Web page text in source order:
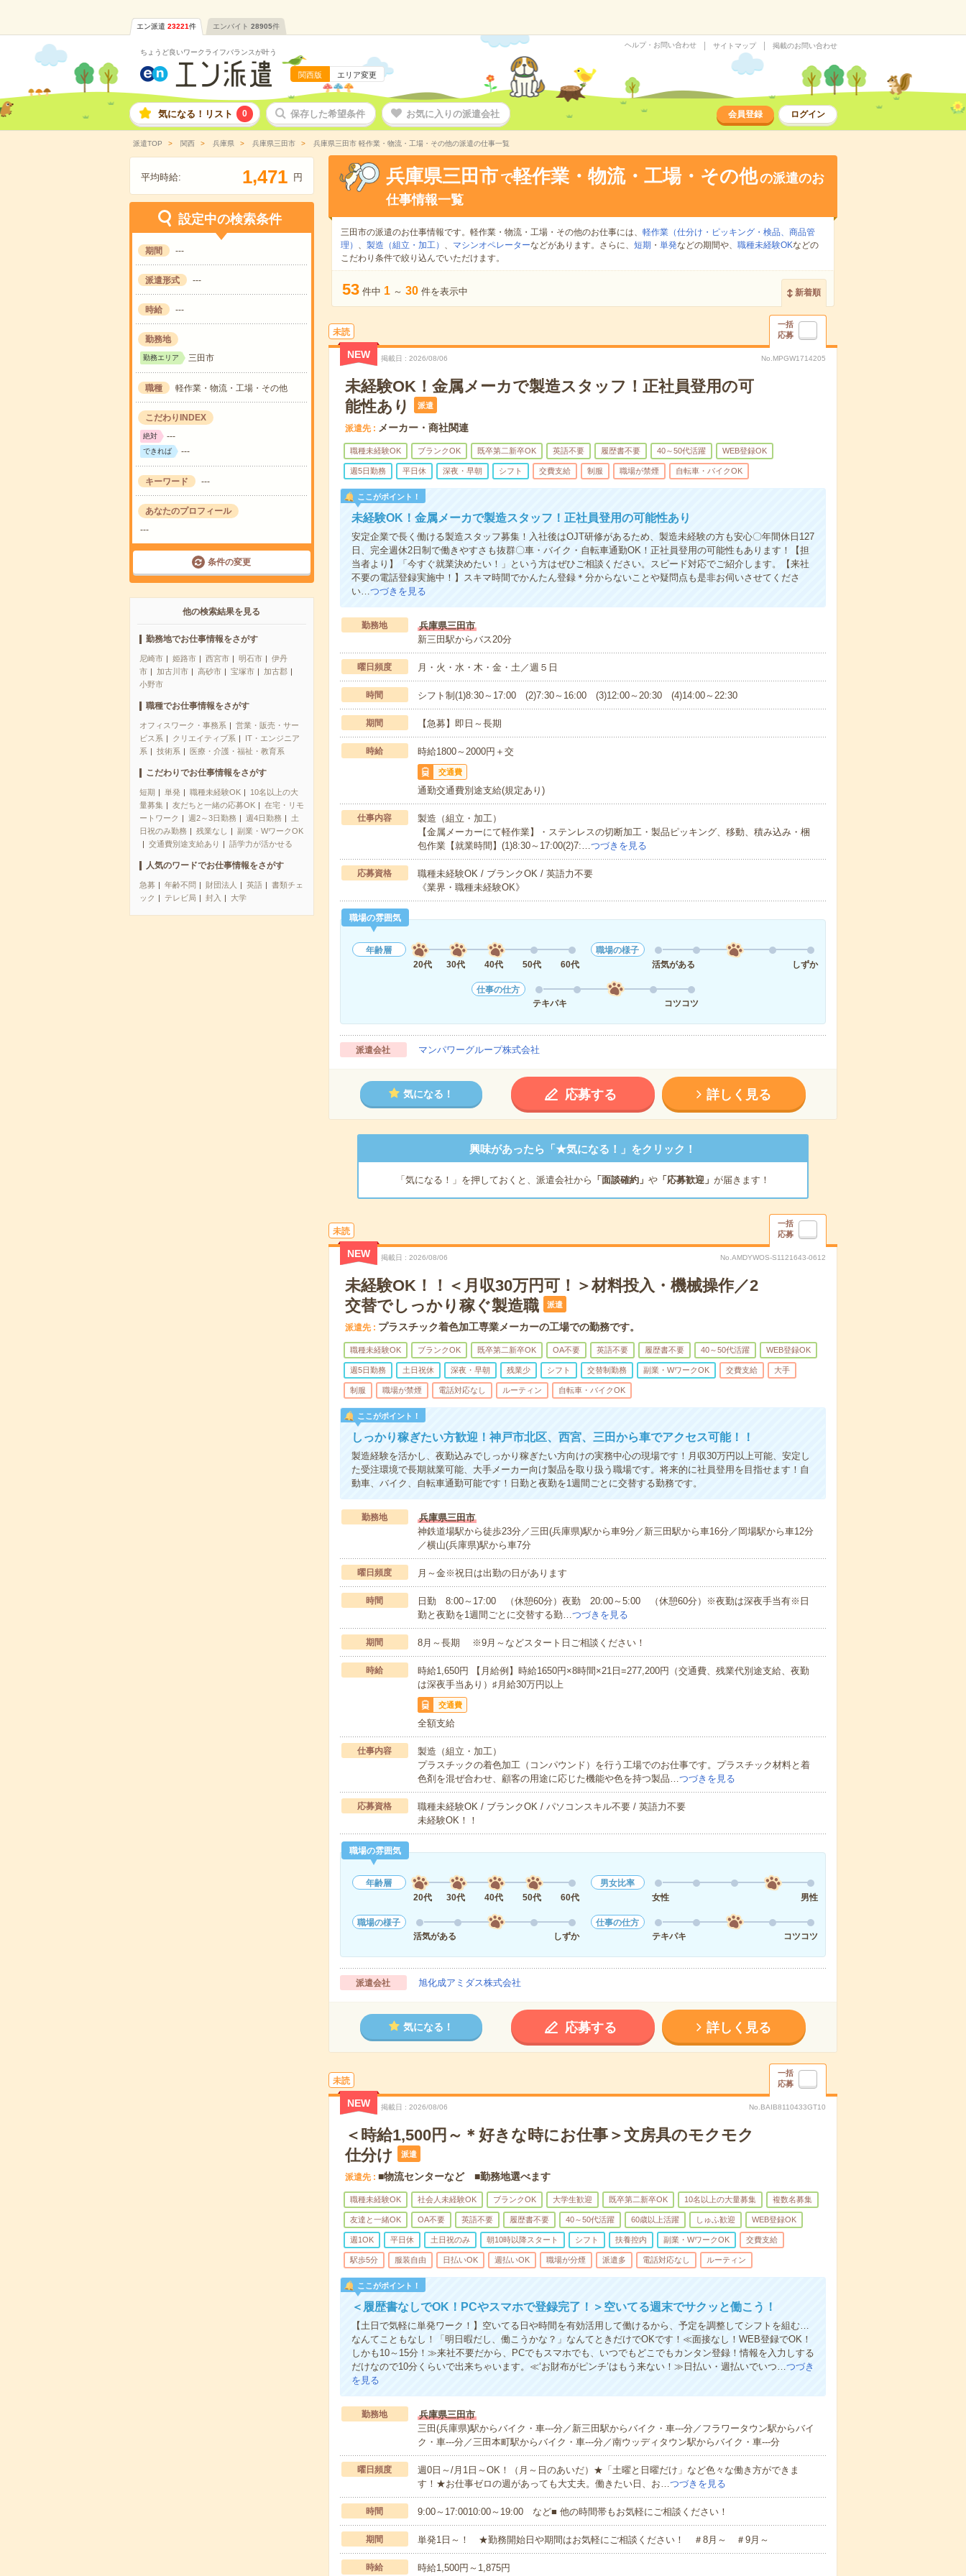
エン派遣 23221件 エンバイト 28905件
ちょうど良いワークライフバランスが叶う
関西版 エリア変更
ヘルプ・お問い合わせ サイトマップ 掲載のお問い合わせ
気になる！リスト 0 保存した希望条件 お気に入りの派遣会社 会員登録 ログイン
派遣TOP 関西 兵庫県 兵庫県三田市 兵庫県三田市 軽作業・物流・工場・その他の派遣の仕事一覧
平均時給: 1,471 円
設定中の検索条件
期間 ---
派遣形式 ---
時給 ---
勤務地
勤務エリア 三田市
職種 軽作業・物流・工場・その他
こだわりINDEX
絶対 ---
できれば ---
キーワード ---
あなたのプロフィール
---
条件の変更
他の検索結果を見る
勤務地でお仕事情報をさがす
尼崎市 姫路市 西宮市 明石市
伊丹
市
加古川市 高砂市 宝塚市
加古郡
小野市
職種でお仕事情報をさがす
オフィスワーク・事務系
営業・販売・サー
ビス系
クリエイティブ系
IT・エンジニア
系
技術系 医療・介護・福祉・教育系
こだわりでお仕事情報をさがす
短期 単発 職種未経験OK
10名以上の大
量募集
友だちと一緒の応募OK
在宅・リモ
ートワーク
週2～3日勤務 週4日勤務
土
日祝のみ勤務
残業なし
副業・WワークOK
交通費別途支給あり
語学力が活かせる
人気のワードでお仕事情報をさがす
急募 年齢不問 財団法人 英語
書類チェ
ック
テレビ局 封入 大学
兵庫県三田市 で軽作業・物流・工場・その他の派遣のお
仕事情報一覧
三田市の派遣のお仕事情報です。軽作業・物流・工場・その他のお仕事には、 軽作業（仕分け・ピッキング・検品、商品管
理） 、 製造（組立・加工） 、 マシンオペレーターなどがあります。さらに、 短期 ・ 単発などの期間や、 職種未経験OKなどの
こだわり条件で絞り込んでいただけます。
53 件中 1 ～ 30 件を表示中 新着順
未読
一括
応募
NEW 掲載日 2026/08/06 No.MPGW1714205
未経験OK！金属メーカで製造スタッフ！正社員登用の可
能性あり
派遣
派遣先 メーカー・商社関連
職種未経験OK ブランクOK 既卒第二新卒OK 英語不要 履歴書不要 40～50代活躍 WEB登録OK
週5日勤務 平日休 深夜・早朝 シフト 交費支給 制服 職場が禁煙 自転車・バイクOK
ここがポイント！
未経験OK！金属メーカで製造スタッフ！正社員登用の可能性あり
安定企業で長く働ける製造スタッフ募集！入社後はOJT研修があるため、製造未経験の方も安心〇年間休日127
日、完全週休2日制で働きやすさも抜群〇車・バイク・自転車通勤OK！正社員登用の可能性もあります！【担
当者より】「今すぐ就業決めたい！」という方はぜひご相談ください。スピード対応でご紹介します。【来社
不要の電話登録実施中！】スキマ時間でかんたん登録＊分からないことや疑問点も是非お伺いさせてくださ
い…つづきを見る
勤務地
兵庫県三田市
新三田駅からバス20分
曜日頻度 月・火・水・木・金・土／週５日
時間 シフト制(1)8:30～17:00 (2)7:30～16:00 (3)12:00～20:30 (4)14:00～22:30
期間 【急募】即日～長期
時給 時給1800～2000円＋交
交通費
通勤交通費別途支給(規定あり)
仕事内容
製造（組立・加工）
【金属メーカーにて軽作業】・ステンレスの切断加工・製品ピッキング、移動、積み込み・梱
包作業【就業時間】(1)8:30～17:00(2)7:…つづきを見る
応募資格
職種未経験OK / ブランクOK / 英語力不要
《業界・職種未経験OK》
職場の雰囲気
年齢層
20代
30代 40代 50代 60代
職場の様子
活気がある
しずか
仕事の仕方
テキパキ
コツコツ
派遣会社 マンパワーグループ株式会社
気になる！ 応募する 詳しく見る
興味があったら「★気になる！」をクリック！
「気になる！」を押しておくと、派遣会社から 「面談確約」 や「応募歓迎」 が届きます！
未読
一括
応募
NEW 掲載日 2026/08/06 No.AMDYWOS-S1121643-0612
未経験OK！！＜月収30万円可！＞材料投入・機械操作／2
交替でしっかり稼ぐ製造職
派遣
派遣先 プラスチック着色加工専業メーカーの工場での勤務です。
職種未経験OK ブランクOK 既卒第二新卒OK OA不要 英語不要 履歴書不要 40～50代活躍 WEB登録OK
週5日勤務 土日祝休 深夜・早朝 残業少 シフト 交替制勤務 副業・WワークOK 交費支給 大手
制服 職場が禁煙 電話対応なし ルーティン 自転車・バイクOK
ここがポイント！
しっかり稼ぎたい方歓迎！神戸市北区、西宮、三田から車でアクセス可能！！
製造経験を活かし、夜勤込みでしっかり稼ぎたい方向けの実務中心の現場です！月収30万円以上可能、安定し
た受注環境で長期就業可能、大手メーカー向け製品を取り扱う職場です。将来的に社員登用を目指せます！自
動車、バイク、自転車通勤可能です！日勤と夜勤を1週間ごとに交替する勤務です。
勤務地
兵庫県三田市
神鉄道場駅から徒歩23分／三田(兵庫県)駅から車9分／新三田駅から車16分／岡場駅から車12分
／横山(兵庫県)駅から車7分
曜日頻度 月～金※祝日は出勤の日があります
時間
日勤 8:00～17:00 （休憩60分）夜勤 20:00～5:00 （休憩60分）※夜勤は深夜手当有※日
勤と夜勤を1週間ごとに交替する勤…つづきを見る
期間 8月～長期 ※9月～などスタート日ご相談ください！
時給
時給1,650円 【月給例】時給1650円×8時間×21日=277,200円（交通費、残業代別途支給、夜勤
は深夜手当あり）♯月給30万円以上
交通費
全額支給
仕事内容
製造（組立・加工）
プラスチックの着色加工（コンパウンド）を行う工場でのお仕事です。プラスチック材料と着
色剤を混ぜ合わせ、顧客の用途に応じた機能や色を持つ製品…つづきを見る
応募資格
職種未経験OK / ブランクOK / パソコンスキル不要 / 英語力不要
未経験OK！！
職場の雰囲気
年齢層
20代
30代 40代 50代 60代
男女比率
女性
男性
職場の様子
活気がある
しずか
仕事の仕方
テキパキ
コツコツ
派遣会社 旭化成アミダス株式会社
気になる！ 応募する 詳しく見る
未読
一括
応募
NEW 掲載日 2026/08/06 No.BAIB8110433GT10
＜時給1,500円～＊好きな時にお仕事＞文房具のモクモク
仕分け
派遣
派遣先 ■物流センターなど ■勤務地選べます
職種未経験OK 社会人未経験OK ブランクOK 大学生歓迎 既卒第二新卒OK 10名以上の大量募集 複数名募集
友達と一緒OK OA不要 英語不要 履歴書不要 40～50代活躍 60歳以上活躍 しゅふ歓迎 WEB登録OK
週1OK 平日休 土日祝のみ 朝10時以降スタート シフト 扶養控内 副業・WワークOK 交費支給
駅歩5分 服装自由 日払いOK 週払いOK 職場が分煙 派遣多 電話対応なし ルーティン
ここがポイント！
＜履歴書なしでOK！PCやスマホで登録完了！＞空いてる週末でサクッと働こう！
【土日で気軽に単発ワーク！】空いてる日や時間を有効活用して働けるから、予定を調整してシフトを組む…
なんてこともなし！「明日暇だし、働こうかな？」なんてときだけでOKです！≪面接なし！WEB登録でOK！
しかも10～15分！≫来社不要だから、PCでもスマホでも、いつでもどこでもカンタン登録！情報を入力しする
だけなので10分くらいで出来ちゃいます。≪‘お財布がピンチ’はもう来ない！≫日払い・週払いでいつ…つづき
を見る
勤務地
兵庫県三田市
三田(兵庫県)駅からバイク・車---分／新三田駅からバイク・車---分／フラワータウン駅からバイ
ク・車---分／三田本町駅からバイク・車---分／南ウッディタウン駅からバイク・車---分
曜日頻度
週0日～/月1日～OK！（月～日のあいだ）★「土曜と日曜だけ」など色々な働き方ができま
す！★お仕事ゼロの週があっても大丈夫。働きたい日、お…つづきを見る
時間 9:00～17:0010:00～19:00 など■ 他の時間帯もお気軽にご相談ください！
期間 単発1日～！ ★勤務開始日や期間はお気軽にご相談ください！ ＃8月～ ＃9月～
時給 時給1,500円～1,875円